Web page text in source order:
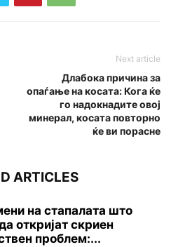
Next article
Длабока причина за
опаѓање на косата: Кога ќе
го надокнадите овој
минерал, косата повторно
ќе ви порасне
ARTICLES
на стапалата што
откријат скриен
проблем:...